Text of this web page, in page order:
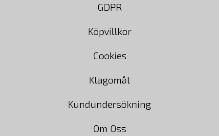
GDPR
Köpvillkor
Cookies
Klagomål
Kundundersökning
Om Oss